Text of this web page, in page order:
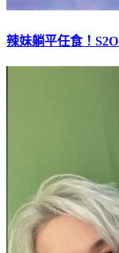
辣妹躺平任食！